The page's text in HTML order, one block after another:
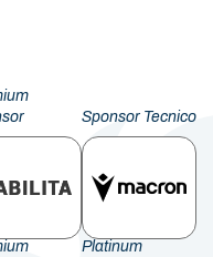
Sponsor Tecnico
Platinum